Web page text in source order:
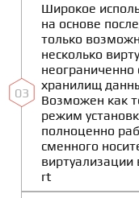
03
Широкое
на основе
только
несколько
хранилищ
Возможен как
режим
полноценно
сменного
rt